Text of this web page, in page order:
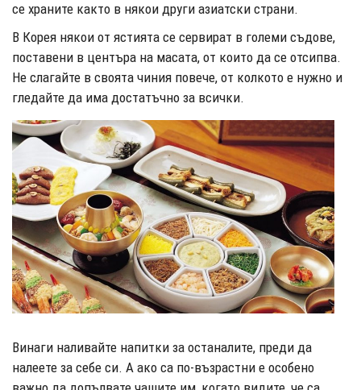
се храните както в някои други азиатски страни.
В Корея някои от ястията се сервират в големи съдове,
поставени в центъра на масата, от които да се отсипва.
Не слагайте в своята чиния повече, от колкото е нужно и
гледайте да има достатъчно за всички.
Винаги наливайте напитки за останалите, преди да
налеете за себе си. А ако са по-възрастни е особено